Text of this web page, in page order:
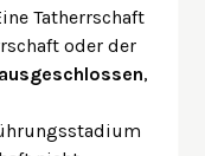
Tatherrschaft
oder der
ausgeschlossen,